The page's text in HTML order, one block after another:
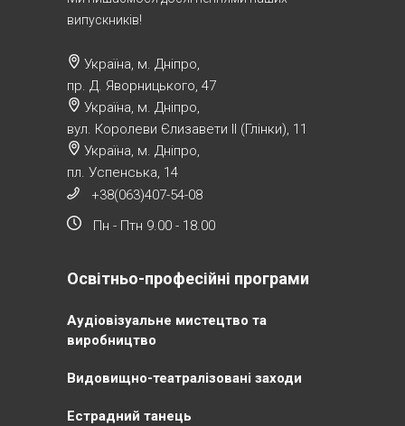
випускників!
Україна, м. Дніпро,
пр. Д. Яворницького, 47
Україна, м. Дніпро,
вул. Королеви Єлизавети ІІ (Глінки), 11
Україна, м. Дніпро,
пл. Успенська, 14
+38(063)407-54-08
Пн - Птн 9.00 - 18.00
Освітньо-професійні програми
Аудіовізуальне мистецтво та
виробництво
Видовищно-театралізовані заходи
Естрадний танець